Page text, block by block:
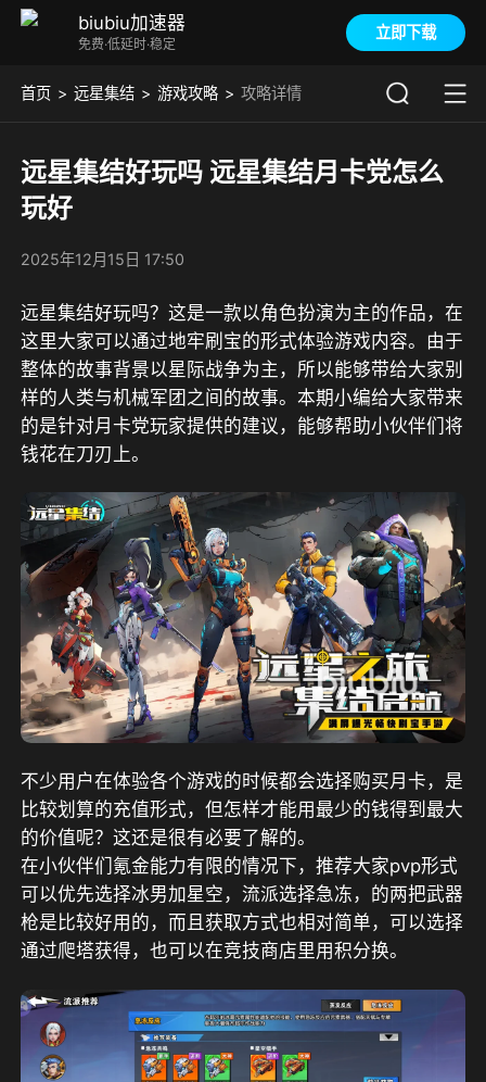
biubiu加速器
免费·低延时·稳定
立即下载
首页 远星集结 游戏攻略 攻略详情
远星集结好玩吗 远星集结月卡党怎么
玩好
2025年12月15日 17:50
远星集结好玩吗？这是一款以角色扮演为主的作品，在
这里大家可以通过地牢刷宝的形式体验游戏内容。由于
整体的故事背景以星际战争为主，所以能够带给大家别
样的人类与机械军团之间的故事。本期小编给大家带来
的是针对月卡党玩家提供的建议，能够帮助小伙伴们将
钱花在刀刃上。
不少用户在体验各个游戏的时候都会选择购买月卡，是
比较划算的充值形式，但怎样才能用最少的钱得到最大
的价值呢？这还是很有必要了解的。
在小伙伴们氪金能力有限的情况下，推荐大家pvp形式
可以优先选择冰男加星空，流派选择急冻，的两把武器
枪是比较好用的，而且获取方式也相对简单，可以选择
通过爬塔获得，也可以在竞技商店里用积分换。